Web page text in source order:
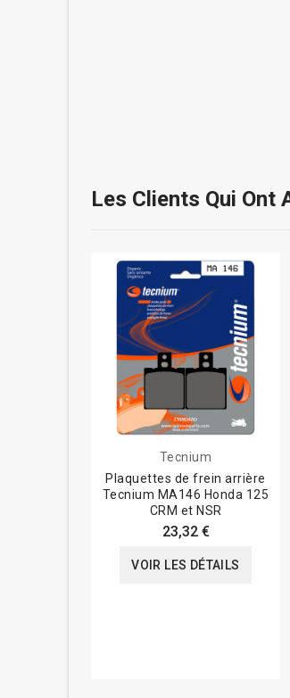
Les Clients Qui Ont
Tecnium
Plaquettes de frein arrière
Tecnium MA146 Honda 125
CRM et NSR
23,32 €
VOIR LES DÉTAILS